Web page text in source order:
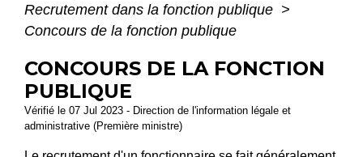
Recrutement dans la fonction publique >
Concours de la fonction publique
CONCOURS DE LA FONCTION
PUBLIQUE
Vérifié le 07 Jul 2023 - Direction de l'information légale et
administrative (Première ministre)